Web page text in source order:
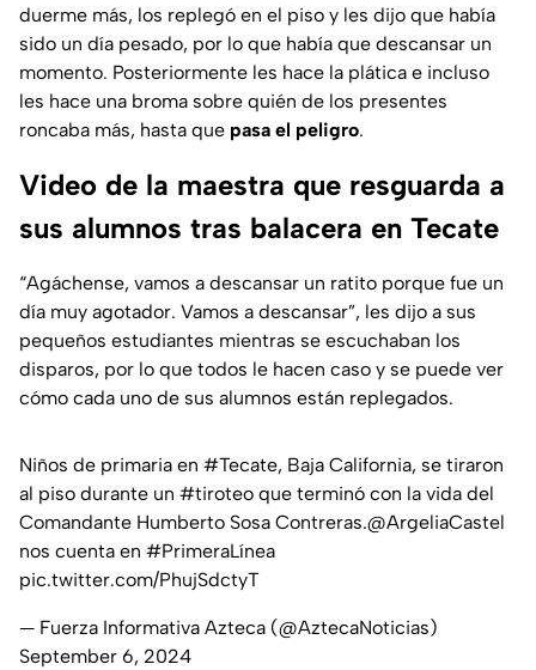
duerme más, los replegó en el piso y les dijo que había
sido un día pesado, por lo que había que descansar un
momento. Posteriormente les hace la plática e incluso
les hace una broma sobre quién de los presentes
roncaba más, hasta que pasa el peligro.
Video de la maestra que resguarda a
sus alumnos tras balacera en Tecate
“Agáchense, vamos a descansar un ratito porque fue un
día muy agotador. Vamos a descansar”, les dijo a sus
pequeños estudiantes mientras se escuchaban los
disparos, por lo que todos le hacen caso y se puede ver
cómo cada uno de sus alumnos están replegados.
Niños de primaria en #Tecate, Baja California, se tiraron
al piso durante un #tiroteo que terminó con la vida del
Comandante Humberto Sosa Contreras.@ArgeliaCastel
nos cuenta en #PrimeraLínea
pic.twitter.com/PhujSdctyT
— Fuerza Informativa Azteca (@AztecaNoticias)
September 6, 2024